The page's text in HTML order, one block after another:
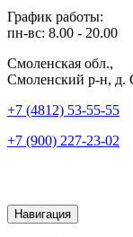
График работы:
пн-вс: 8.00 - 20.00
Смоленская обл.,
Смоленский р-н, д.
+7 (4812) 53-55-55
+7 (900) 227-23-02
Навигация